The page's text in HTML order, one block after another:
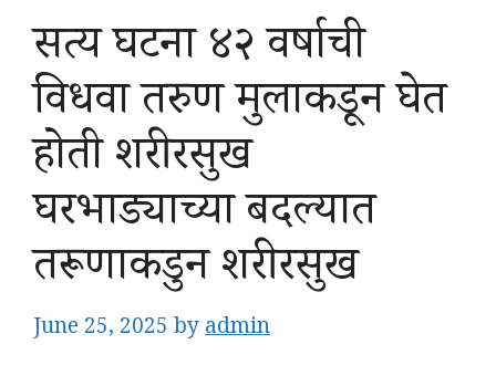
सत्य घटना ४२ वर्षाची
विधवा तरुण मुलाकडून घेत
होती शरीरसुख
घरभाड्याच्या बदल्यात
तरूणाकडुन शरीरसुख
June 25, 2025 byadmin